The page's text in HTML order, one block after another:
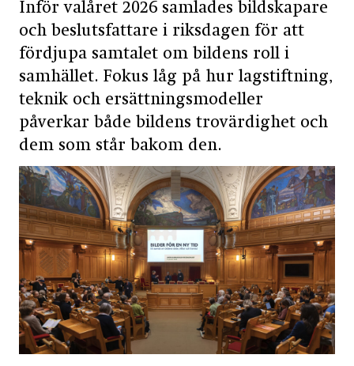
Inför valåret 2026 samlades bildskapare
och beslutsfattare i riksdagen för att
fördjupa samtalet om bildens roll i
samhället. Fokus låg på hur lagstiftning,
teknik och ersättningsmodeller
påverkar både bildens trovärdighet och
dem som står bakom den.